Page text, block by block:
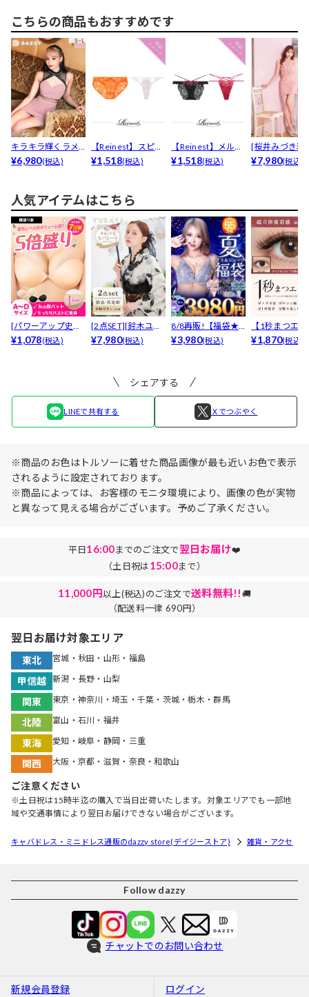
こちらの商品もおすすめです
キラキラ輝くラメ×
シアーホルター♪
¥6,980(税込)
【Reinest】スピン
ドルレーシィカ...
¥1,518(税込)
【Reinest】メルテ
ィーハートスト...
¥1,518(税込)
[桜井みづき
小さめ]3日で
¥7,980(税込)
人気アイテムはこちら
[パワーアップ史上
最強5倍盛りアップ
¥1,078(税込)
[2点SET][鈴木ユリ
ア(baby)...
¥7,980(税込)
8/8再販!【福袋★
ブラセット3点
¥3,980(税込)
【1秒まつエ
リュームタイ
¥1,870(税込)
シェアする
LINEで共有する Ｘでつぶやく
※商品のお色はトルソーに着せた商品画像が最も近いお色で表示
されるように設定されております。
※商品によっては、お客様のモニタ環境により、画像の色が実物
と異なって見える場合がございます。予めご了承ください。
平日16:00までのご注文で翌日お届け❤️
（土日祝は15:00まで）
11,000円以上(税込)のご注文で送料無料!!🚚
（配送料一律 690円）
翌日お届け対象エリア
東北 宮城・秋田・山形・福島
甲信越 新潟・長野・山梨
関東 東京・神奈川・埼玉・千葉・茨城・栃木・群馬
北陸 富山・石川・福井
東海 愛知・岐阜・静岡・三重
関西 大阪・京都・滋賀・奈良・和歌山
ご注意ください
※土日祝は15時半迄の購入で当日出荷いたします。対象エリアでも一部地
域や交通事情により翌日お届けできない場合がございます。
キャバドレス・ミニドレス通販のdazzy store(デイジーストア) 雑貨・アクセ
Follow dazzy
チャットでのお問い合わせ
新規会員登録 ログイン